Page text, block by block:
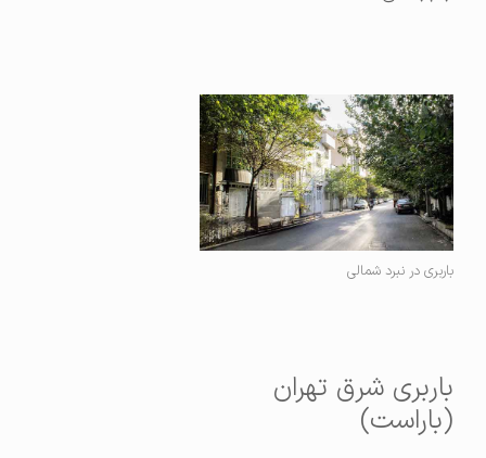
باربری در نبرد شمالی
باربری شرق تهران
(باراست)